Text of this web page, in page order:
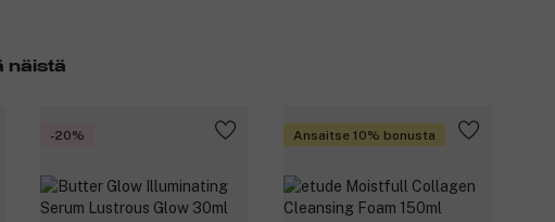
näistä
-20% Ansaitse 10% bonusta